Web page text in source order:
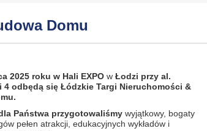
Domu
2025 roku w Hali EXPOwŁodzi przy al.
4 odbędą się Łódzkie Targi Nieruchomości &
Państwa przygotowaliśmywyjątkowy, bogaty
pełen atrakcji, edukacyjnych wykładów i